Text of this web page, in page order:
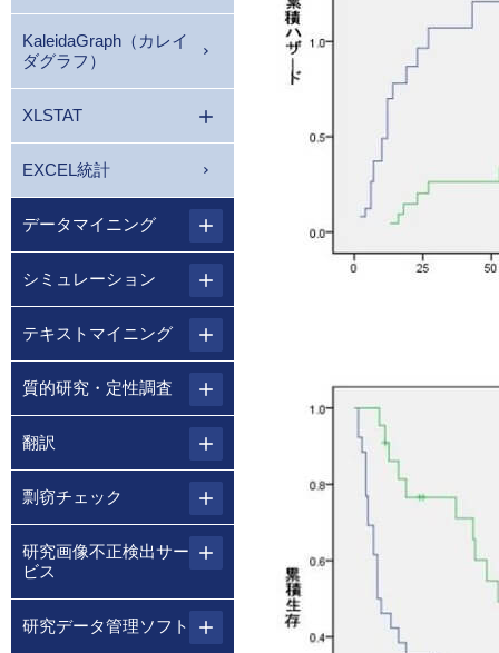
KaleidaGraph（カレイ
ダグラフ）
XLSTAT
EXCEL統計
データマイニング
シミュレーション
テキストマイニング
質的研究・定性調査
翻訳
剽窃チェック
研究画像不正検出サー
ビス
研究データ管理ソフト